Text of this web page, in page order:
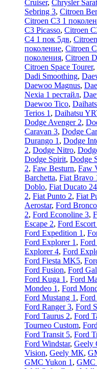
Cruiser, Chrysler
Sebring 3, Citroen
Citroen C3 1
C3 Picasso, Citroen
C4 1 пок 5дв,
поколение, Citroen
поколения, Citroen
Citroen Space Tourer,
Dadi Smoothing,
Daewoo Magnus,
Nexia 1 рестайл,
Daewoo Tico,
Terios 1 , Daihatsu
Dodge Avenger 2,
Caravan 3, Dodge
Durango 1 , Dodge
2, Dodge Nitro,
Dodge Spirit, Dodge
2, Faw Besturn, Faw
Barchetta, Fiat Bravo
Doblo, Fiat Ducato
2, Fiat Punto 2, Fiat
Aerostar, Ford
2, Ford Econoline 3,
Escape 2, Ford Escort
Ford Expedition 1 ,
Ford Explorer 1 , Ford
Explorer 4, Ford
Ford Fiesta MK5,
Ford Fusion, Ford
Ford Kuga 1 , Ford
Mondeo 1 , Ford
Ford Mustang 1 , Ford
Ford Ranger 3, Ford
Ford Taurus 2, Ford
Tourneo Custom,
Ford Transit 5, Ford
Ford Windstar, Geely
Vision, Geely МК,
GMC Yukon 1 , GMC